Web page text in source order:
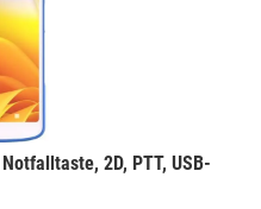
2D, PTT, USB-